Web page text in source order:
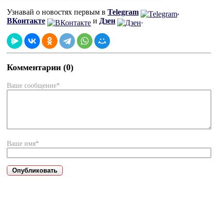
Узнавай о новостях первым в Telegram
,
ВКонтакте
и Дзен .
Комментарии (0)
Ваше сообщение*
Ваше имя*